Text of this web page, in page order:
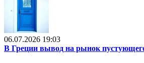
06.07.2026 19:03
В Греции вывод на рынок